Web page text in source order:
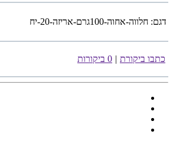
דגם: חלווה-אחוה-100גרם-אריזה-20-יח
כתבו ביקורת | 0 ביקורות